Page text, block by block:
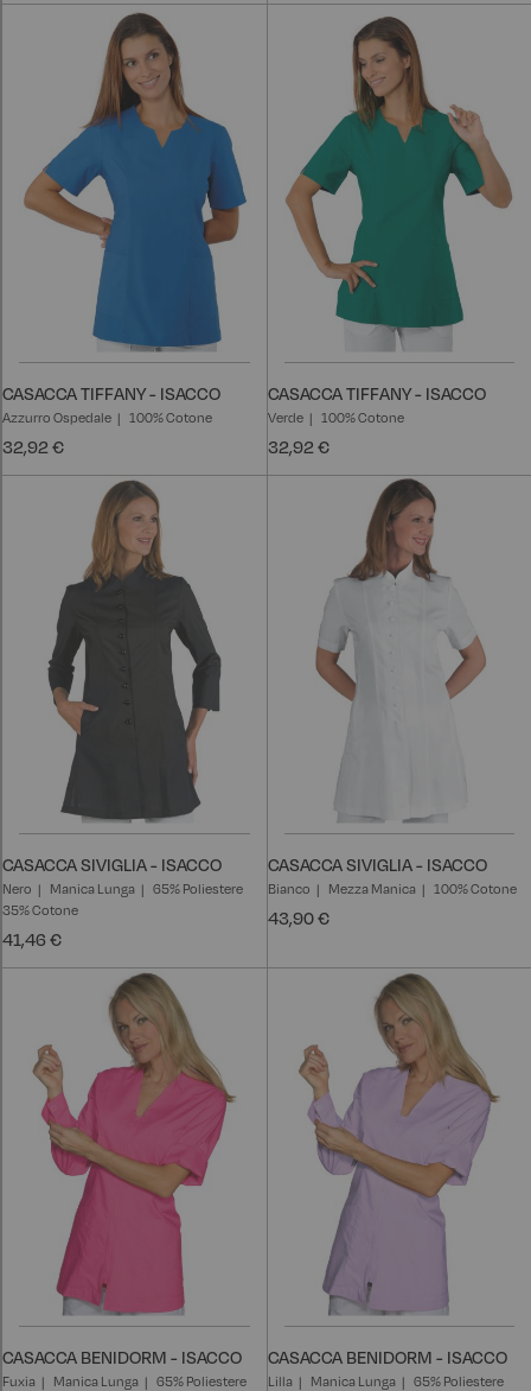
CASACCA TIFFANY - ISACCO
Azzurro Ospedale 100% Cotone
32,92 €
CASACCA TIFFANY - ISACCO
Verde 100% Cotone
32,92 €
CASACCA SIVIGLIA - ISACCO
Nero Manica Lunga
65% Poliestere
35% Cotone
41,46 €
CASACCA SIVIGLIA - ISACCO
Bianco Mezza Manica 100% Cotone
43,90 €
CASACCA BENIDORM - ISACCO
Fuxia Manica Lunga
65% Poliestere
CASACCA BENIDORM - ISACCO
Lilla Manica Lunga
65% Poliestere